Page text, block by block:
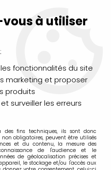
et Luxembourg)
>Acrylique
fines et extra-fines
picturale et un
pigments mélangés à des
à utiliser
fonctionnalités du site
marketing et proposer
produits
surveiller les erreurs
des fins techniques, ils sont donc
non obligatoires, peuvent être utilisés
et du contenu, la mesure des
de l'audience et le
de géolocalisation précises et
le stockage et/ou l'accès aux